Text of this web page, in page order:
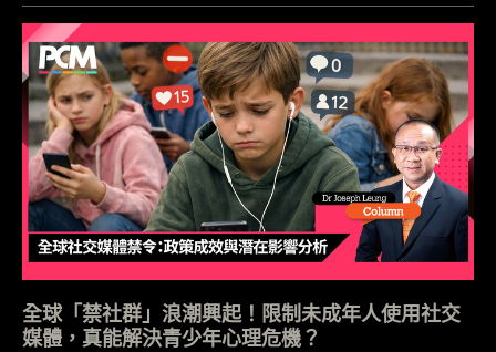
全球「禁社群」浪潮興起！限制未成年人使用社交
媒體，真能解決青少年心理危機？